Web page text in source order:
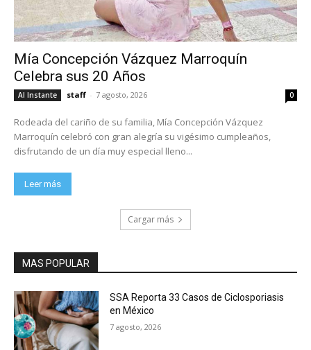
Mía Concepción Vázquez Marroquín
Celebra sus 20 Años
Al Instante staff - 7 agosto, 2026 0
Rodeada del cariño de su familia, Mía Concepción Vázquez
Marroquín celebró con gran alegría su vigésimo cumpleaños,
disfrutando de un día muy especial lleno...
Leer más
Cargar más
MAS POPULAR
SSA Reporta 33 Casos de Ciclosporiasis
en México
7 agosto, 2026